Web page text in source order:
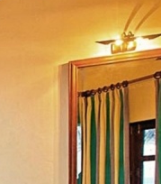
Šalis:
Kelionės data:
Trukmė:
Kaina: